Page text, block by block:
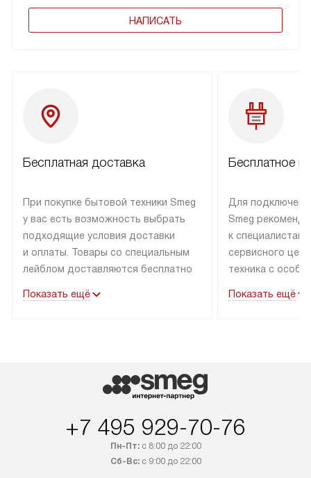
НАПИСАТЬ
Бесплатная доставка
При покупке бытовой техники Smeg
у вас есть возможность выбрать
подходящие условия доставки
и оплаты. Товары со специальным
лейблом доставляются бесплатно
до подъезда. Доставка за пределы
в течение трех дней. Доставка
в Санкт-Петербург и другие
регионы осуществляется через
транспортные компании. После
100% предоплаты мы бесплатно
Показать ещё
Бесплатное
Для
Smeg
к специалистам
сервисного
техника с
коммуникациям.
и канализации в
от типа
Показать ещё
+7 495 929-70-76
Пн-Пт:с 8:00 до 22:00
Сб-Вс:с 9:00 до 22:00